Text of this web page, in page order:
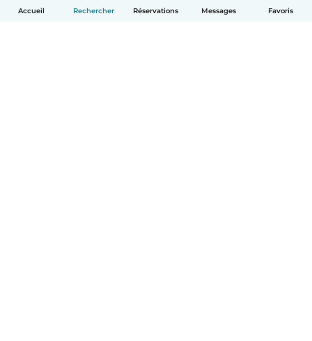
Accueil Rechercher Réservations Messages Favoris